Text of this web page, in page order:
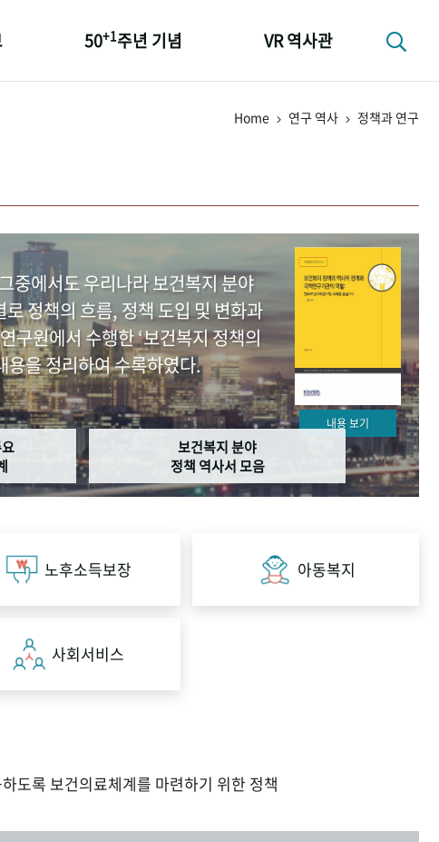
50+1주년 기념 VR 역사관
Home 연구 역사 정책과 연구
중에서도 우리나라 보건복지 분야
정책의 흐름, 정책 도입 및 변화과
구원에서 수행한 ‘보건복지 정책의
용을 정리하여 수록하였다.
내용 보기
보건복지 분야
정책 역사서 모음
노후소득보장 아동복지
사회서비스
도록 보건의료체계를 마련하기 위한 정책